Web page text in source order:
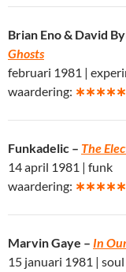
Brian Eno & David
Ghosts
februari 1981 |
waardering: ∗∗∗∗∗
Funkadelic – The
14 april 1981 | funk
waardering: ∗∗∗∗∗
Marvin Gaye – In
15 januari 1981 | soul